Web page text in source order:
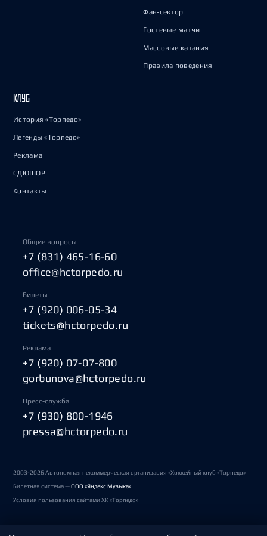
Фан-сектор
Гостевые матчи
Массовые катания
Правила поведения
КЛУБ
История «Торпедо»
Легенды «Торпедо»
Реклама
СДЮШОР
Контакты
Общие вопросы
+7 (831) 465-16-60
office@hctorpedo.ru
Билеты
+7 (920) 006-05-34
tickets@hctorpedo.ru
Реклама
+7 (920) 07-07-800
gorbunova@hctorpedo.ru
Пресс-служба
+7 (930) 800-1946
pressa@hctorpedo.ru
2003-2026 Автономная некоммерческая организация «Хоккейный клуб «Торпедо»
Билетная система —ООО «Яндекс Музыка»
Условия пользования сайтами ХК «Торпедо»